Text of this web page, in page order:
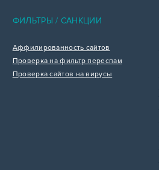
ФИЛЬТРЫ / САНКЦИИ
Аффилированность сайтов
Проверка на фильтр переспам
Проверка сайтов на вирусы